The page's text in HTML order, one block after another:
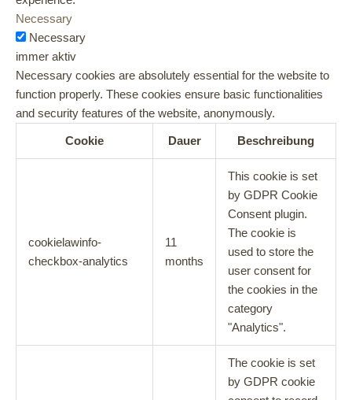
Necessary
Necessary
immer aktiv
Necessary cookies are absolutely essential for the website to
function properly. These cookies ensure basic functionalities
and security features of the website, anonymously.
Cookie Dauer Beschreibung
cookielawinfo-
checkbox-analytics
11
months
This cookie is set
by GDPR Cookie
Consent plugin.
The cookie is
used to store the
user consent for
the cookies in the
category
"Analytics".
The cookie is set
by GDPR cookie